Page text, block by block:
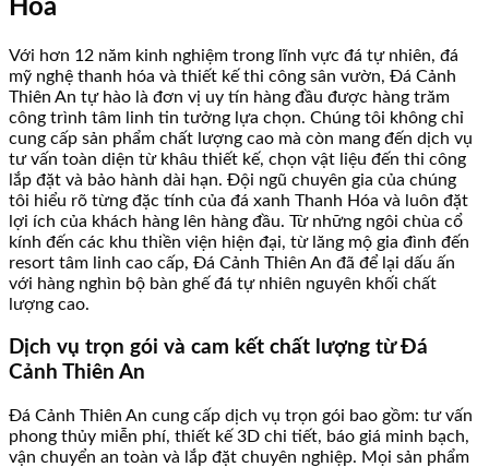
Hóa
Với hơn 12 năm kinh nghiệm trong lĩnh vực đá tự nhiên, đá
mỹ nghệ thanh hóa và thiết kế thi công sân vườn, Đá Cảnh
Thiên An tự hào là đơn vị uy tín hàng đầu được hàng trăm
công trình tâm linh tin tưởng lựa chọn. Chúng tôi không chỉ
cung cấp sản phẩm chất lượng cao mà còn mang đến dịch vụ
tư vấn toàn diện từ khâu thiết kế, chọn vật liệu đến thi công
lắp đặt và bảo hành dài hạn. Đội ngũ chuyên gia của chúng
tôi hiểu rõ từng đặc tính của đá xanh Thanh Hóa và luôn đặt
lợi ích của khách hàng lên hàng đầu. Từ những ngôi chùa cổ
kính đến các khu thiền viện hiện đại, từ lăng mộ gia đình đến
resort tâm linh cao cấp, Đá Cảnh Thiên An đã để lại dấu ấn
với hàng nghìn bộ bàn ghế đá tự nhiên nguyên khối chất
lượng cao.
Dịch vụ trọn gói và cam kết chất lượng từ Đá
Cảnh Thiên An
Đá Cảnh Thiên An cung cấp dịch vụ trọn gói bao gồm: tư vấn
phong thủy miễn phí, thiết kế 3D chi tiết, báo giá minh bạch,
vận chuyển an toàn và lắp đặt chuyên nghiệp. Mọi sản phẩm